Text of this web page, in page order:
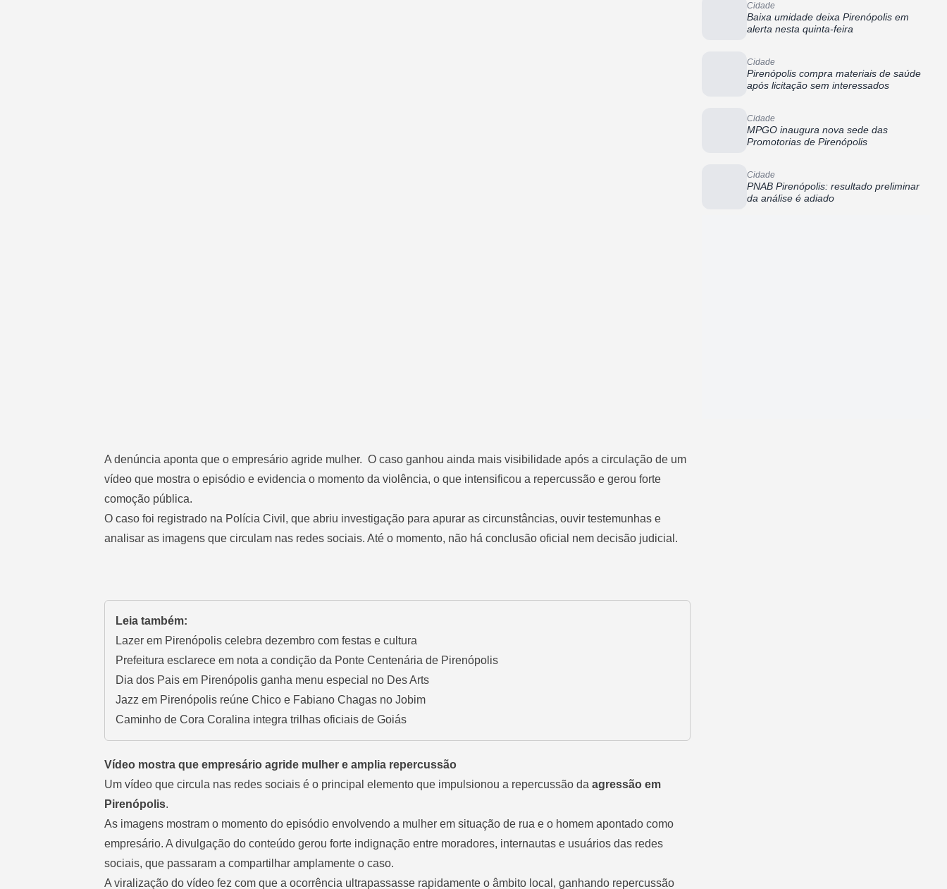
A denúncia aponta que o empresário agride mulher. O caso ganhou ainda mais visibilidade após a circulação de um
vídeo que mostra o episódio e evidencia o momento da violência, o que intensificou a repercussão e gerou forte
comoção pública.
O caso foi registrado na Polícia Civil, que abriu investigação para apurar as circunstâncias, ouvir testemunhas e
analisar as imagens que circulam nas redes sociais. Até o momento, não há conclusão oficial nem decisão judicial.
Leia também:
Lazer em Pirenópolis celebra dezembro com festas e cultura
Prefeitura esclarece em nota a condição da Ponte Centenária de Pirenópolis
Dia dos Pais em Pirenópolis ganha menu especial no Des Arts
Jazz em Pirenópolis reúne Chico e Fabiano Chagas no Jobim
Caminho de Cora Coralina integra trilhas oficiais de Goiás
Vídeo mostra que empresário agride mulher e amplia repercussão
Um vídeo que circula nas redes sociais é o principal elemento que impulsionou a repercussão da agressão em
Pirenópolis.
As imagens mostram o momento do episódio envolvendo a mulher em situação de rua e o homem apontado como
empresário. A divulgação do conteúdo gerou forte indignação entre moradores, internautas e usuários das redes
sociais, que passaram a compartilhar amplamente o caso.
A viralização do vídeo fez com que a ocorrência ultrapassasse rapidamente o âmbito local, ganhando repercussão
Cidade
Baixa umidade deixa Pirenópolis em
alerta nesta quinta-feira
Cidade
Pirenópolis compra materiais de saúde
após licitação sem interessados
Cidade
MPGO inaugura nova sede das
Promotorias de Pirenópolis
Cidade
PNAB Pirenópolis: resultado preliminar
da análise é adiado